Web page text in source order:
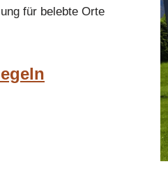
für belebte Orte